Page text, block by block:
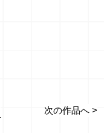
次の作品へ >